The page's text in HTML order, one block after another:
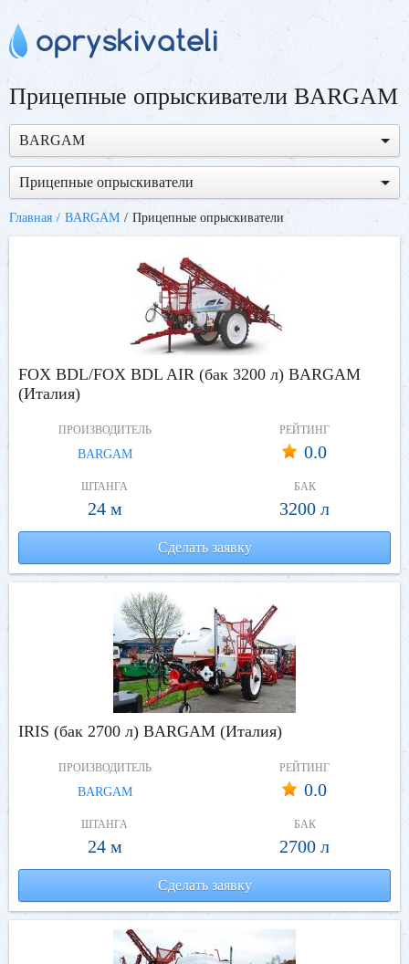
Прицепные опрыскиватели BARGAM
BARGAM
Прицепные опрыскиватели
Главная BARGAM Прицепные опрыскиватели
FOX BDL/FOX BDL AIR (бак 3200 л) BARGAM
(Италия)
ПРОИЗВОДИТЕЛЬ
BARGAM
РЕЙТИНГ
0.0
ШТАНГА
24 м
БАК
3200 л
Сделать заявку
IRIS (бак 2700 л) BARGAM (Италия)
ПРОИЗВОДИТЕЛЬ
BARGAM
РЕЙТИНГ
0.0
ШТАНГА
24 м
БАК
2700 л
Сделать заявку